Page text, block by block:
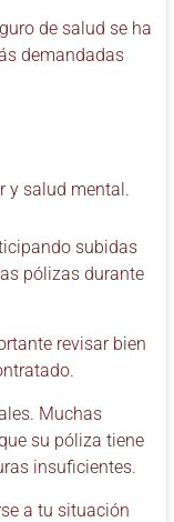
de salud se ha
demandadas
y salud mental.
subidas
pólizas durante
revisar bien
Muchas
su póliza tiene
insuficientes.
a tu situación